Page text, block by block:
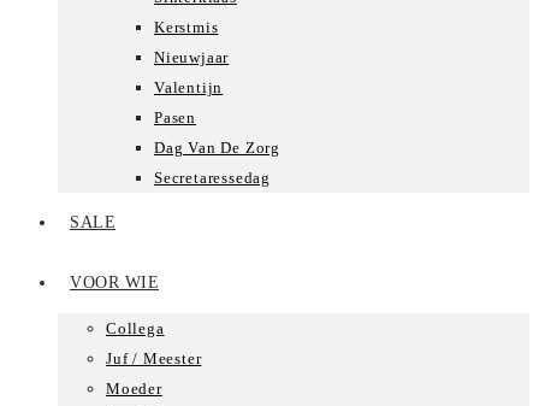
Kerstmis
Nieuwjaar
Valentijn
Pasen
Dag Van De Zorg
Secretaressedag
SALE
VOOR WIE
Collega
Juf / Meester
Moeder